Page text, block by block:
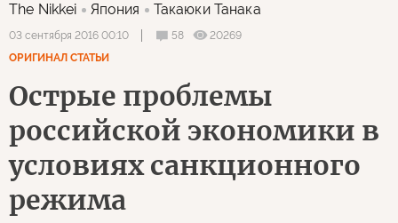
The Nikkei Япония Такаюки Танака
03 сентября 2016 00:10 58
20269
ОРИГИНАЛ СТАТЬИ
Острые проблемы
российской экономики в
условиях санкционного
режима